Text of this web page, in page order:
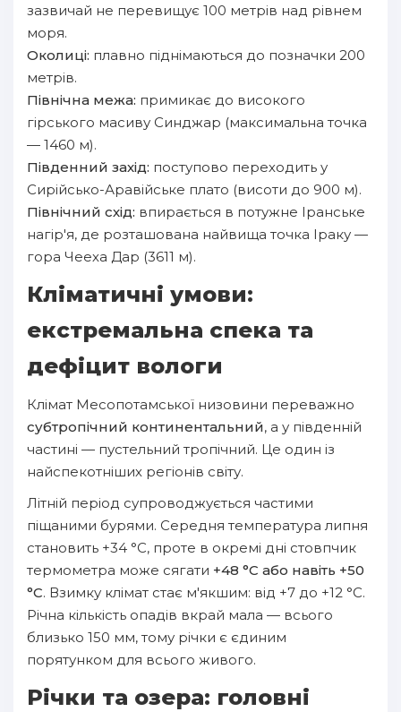
зазвичай не перевищує 100 метрів над рівнем
моря.
Околиці: плавно піднімаються до позначки 200
метрів.
Північна межа: примикає до високого
гірського масиву Синджар (максимальна точка
— 1460 м).
Південний захід: поступово переходить у
Сирійсько-Аравійське плато (висоти до 900 м).
Північний схід: впирається в потужне Іранське
нагір'я, де розташована найвища точка Іраку —
гора Чееха Дар (3611 м).
Кліматичні умови:
екстремальна спека та
дефіцит вологи
Клімат Месопотамської низовини переважно
субтропічний континентальний, а у південній
частині — пустельний тропічний. Це один із
найспекотніших регіонів світу.
Літній період супроводжується частими
піщаними бурями. Середня температура липня
становить +34 °С, проте в окремі дні стовпчик
термометра може сягати +48 °С або навіть +50
°С. Взимку клімат стає м'якшим: від +7 до +12 °С.
Річна кількість опадів вкрай мала — всього
близько 150 мм, тому річки є єдиним
порятунком для всього живого.
Річки та озера: головні